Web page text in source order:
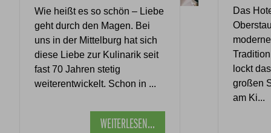
Wie heißt es so schön – Liebe
geht durch den Magen. Bei
uns in der Mittelburg hat sich
diese Liebe zur Kulinarik seit
fast 70 Jahren stetig
weiterentwickelt. Schon in ...
WEITERLESEN...
Das
lockt
großen
am Ki...